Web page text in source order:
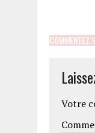
COMMENTEZ
Votre